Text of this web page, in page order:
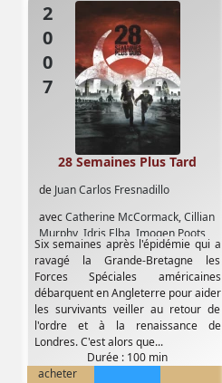
2007
de Juan Carlos Fresnadillo
avecCatherine McCormack,Cillian
Murphy, Idris Elba Imogen Poots
Mackintosh Muggleton,Robert
Carlyle
Rose Byrne
28 Semaines Plus Tard
Six semaines après l'épidémie qui a
ravagé la Grande-Bretagne les
Forces Spéciales américaines
débarquent en Angleterre pour aider
les survivants veiller au retour de
l'ordre et à la renaissance de
Londres. C'est alors que...
Durée : 100 min
acheter